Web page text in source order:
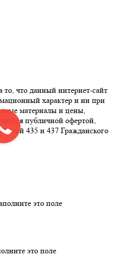
что данный интернет-сайт
характер и ни при
материалы и цены,
публичной офертой,
435 и 437 Гражданского
это поле
это поле